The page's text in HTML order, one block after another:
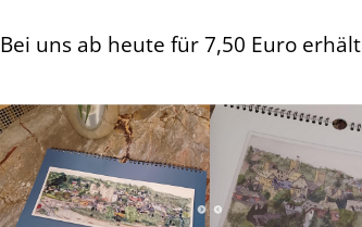
Bei uns ab heute für 7,50 Euro